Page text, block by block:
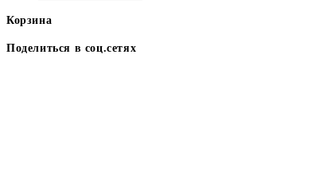
Корзина
Поделиться в соц.сетях